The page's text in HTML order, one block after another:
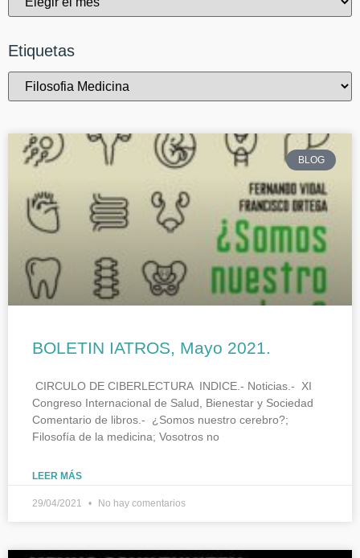
Etiquetas
BLOG
BOLETIN IATROS, Mayo 2021.
CIRCULO DE CIBERLECTURA INDICE.- Noticias.- XI
Congreso Internacional de Salud, Bienestar y Sociedad
Comentario de libros.- ¿Somos nuestro cerebro?;
Filosofía de la medicina; Vosotros no
LEER MÁS
29/04/2021 No hay comentarios